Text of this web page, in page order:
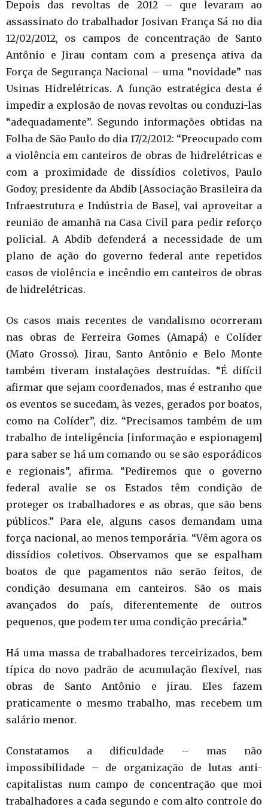
Depois das revoltas de 2012 – que levaram ao
assassinato do trabalhador Josivan França Sá no dia
12/02/2012, os campos de concentração de Santo
Antônio e Jirau contam com a presença ativa da
Força de Segurança Nacional – uma “novidade” nas
Usinas Hidrelétricas. A função estratégica desta é
impedir a explosão de novas revoltas ou conduzi-las
“adequadamente”. Segundo informações obtidas na
Folha de São Paulo do dia 17/2/2012: “Preocupado com
a violência em canteiros de obras de hidrelétricas e
com a proximidade de dissídios coletivos, Paulo
Godoy, presidente da Abdib [Associação Brasileira da
Infraestrutura e Indústria de Base], vai aproveitar a
reunião de amanhã na Casa Civil para pedir reforço
policial. A Abdib defenderá a necessidade de um
plano de ação do governo federal ante repetidos
casos de violência e incêndio em canteiros de obras
de hidrelétricas.
Os casos mais recentes de vandalismo ocorreram
nas obras de Ferreira Gomes (Amapá) e Colíder
(Mato Grosso). Jirau, Santo Antônio e Belo Monte
também tiveram instalações destruídas. “É difícil
afirmar que sejam coordenados, mas é estranho que
os eventos se sucedam, às vezes, gerados por boatos,
como na Colíder”, diz. “Precisamos também de um
trabalho de inteligência [informação e espionagem]
para saber se há um comando ou se são esporádicos
e regionais”, afirma. “Pediremos que o governo
federal avalie se os Estados têm condição de
proteger os trabalhadores e as obras, que são bens
públicos.” Para ele, alguns casos demandam uma
força nacional, ao menos temporária. “Vêm agora os
dissídios coletivos. Observamos que se espalham
boatos de que pagamentos não serão feitos, de
condição desumana em canteiros. São os mais
avançados do país, diferentemente de outros
pequenos, que podem ter uma condição precária.”
Há uma massa de trabalhadores terceirizados, bem
típica do novo padrão de acumulação flexível, nas
obras de Santo Antônio e jirau. Eles fazem
praticamente o mesmo trabalho, mas recebem um
salário menor.
Constatamos a dificuldade – mas não
impossibilidade – de organização de lutas anti-
capitalistas num campo de concentração que moi
trabalhadores a cada segundo e com alto controle do